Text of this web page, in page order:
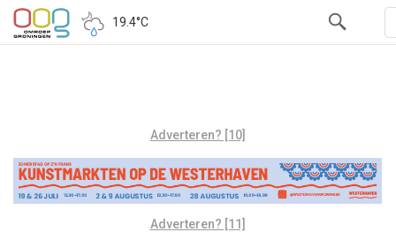
19.4°C
Adverteren? [10]
Adverteren? [11]